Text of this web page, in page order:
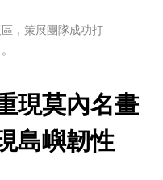
，策展團隊成功打
現莫內名畫
島嶼韌性